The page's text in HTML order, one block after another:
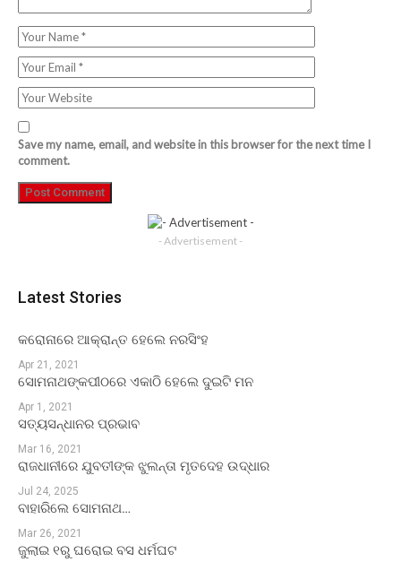
Save my name, email, and website in this browser for the next time I
comment.
- Advertisement -
Latest Stories
କରୋନାରେ ଆକ୍ରାନ୍ତ ହେଲେ ନରସିଂହ
Apr 21, 2021
ସୋମନାଥଙ୍କପୀଠରେ ଏକାଠି ହେଲେ ଦୁଇଟି ମନ
Apr 1, 2021
ସତ୍ୟସନ୍ଧାନର ପ୍ରଭାବ
Mar 16, 2021
ରାଜଧାନୀରେ ଯୁବତୀଙ୍କ ଝୁଲନ୍ତା ମୃତଦେହ ଉଦ୍ଧାର
Jul 24, 2025
ବାହାରିଲେ ସୋମନାଥ…
Mar 26, 2021
ଜୁଲାଇ ୧ରୁ ଘରୋଇ ବସ ଧର୍ମଘଟ